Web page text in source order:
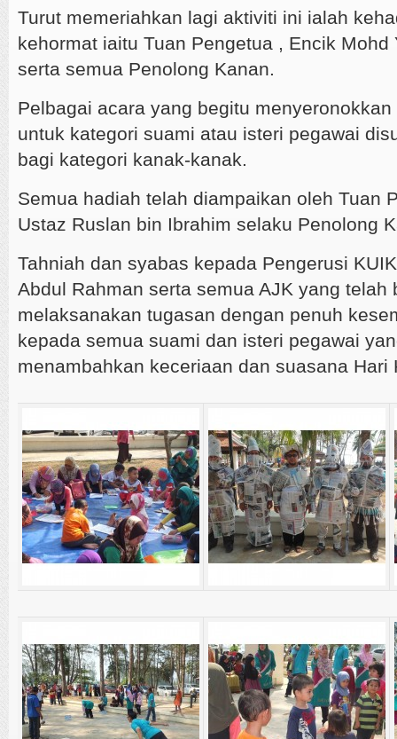
Turut memeriahkan lagi aktiviti ini ialah
kehormat iaitu Tuan Pengetua , Encik Mohd
serta semua Penolong Kanan.
Pelbagai acara yang begitu
untuk kategori suami atau isteri pegawai
bagi kategori kanak-kanak.
Semua hadiah telah diampaikan oleh Tuan
Ustaz Ruslan bin Ibrahim selaku Penolong
Tahniah dan syabas kepada Pengerusi
Abdul Rahman serta semua AJK yang telah
melaksanakan tugasan dengan penuh
kepada semua suami dan isteri pegawai
menambahkan keceriaan dan suasana Hari